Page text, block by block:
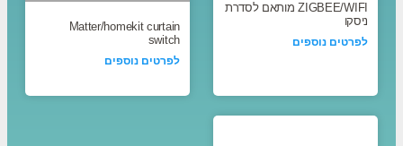
ZIGBEE/WIFI מותאם לסדרת
ניסקו
לפרטים נוספים
Matter/homekit curtain
switch
לפרטים נוספים